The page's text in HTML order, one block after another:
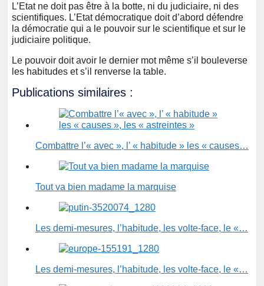
L’Etat ne doit pas être à la botte, ni du judiciaire, ni des
scientifiques. L’Etat démocratique doit d’abord défendre
la démocratie qui a le pouvoir sur le scientifique et sur le
judiciaire politique.
Le pouvoir doit avoir le dernier mot même s’il bouleverse
les habitudes et s’il renverse la table.
Publications similaires :
Combattre l’« avec », l’ « habitude » les « causes…
Tout va bien madame la marquise
Les demi-mesures, l’habitude, les volte-face, le «…
Les demi-mesures, l’habitude, les volte-face, le «…